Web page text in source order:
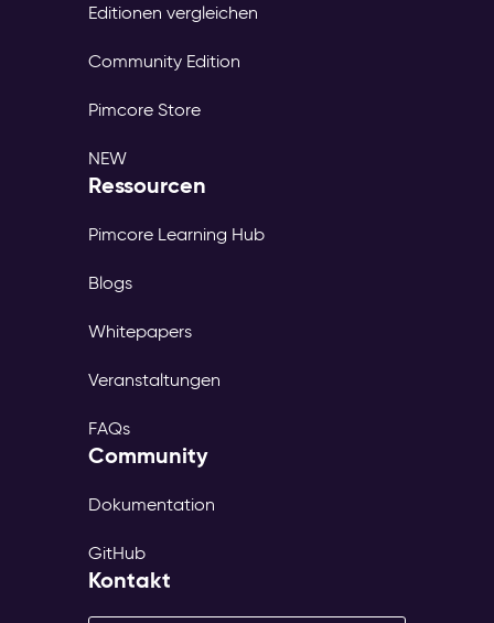
Editionen vergleichen
Community Edition
Pimcore Store
NEW
Ressourcen
Pimcore Learning Hub
Blogs
Whitepapers
Veranstaltungen
FAQs
Community
Dokumentation
GitHub
Kontakt